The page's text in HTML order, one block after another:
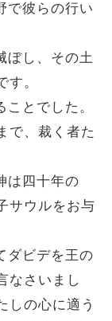
で彼らの行い
ぼし、その土
す。
とでした。
で、裁く者た
は四十年の
サウルをお与
ダビデを王の
なさいまし
しの心に適う